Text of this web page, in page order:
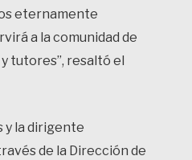
eternamente
a la comunidad de
tutores”, resaltó el
y la dirigente
de la Dirección de